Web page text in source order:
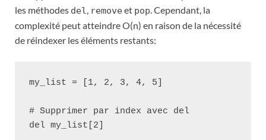
les méthodes del removeet pop . Cependant, la
complexité peut atteindre O(n) en raison de la nécessité
de réindexer les éléments restants:
my_list = [1, 2, 3, 4, 5]
# Supprimer par index avec del
del my_list[2]